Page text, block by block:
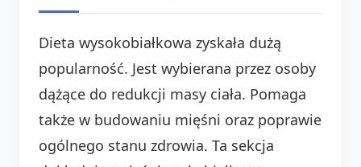
Dieta wysokobiałkowa zyskała dużą
popularność. Jest wybierana przez osoby
dążące do redukcji masy ciała. Pomaga
także w budowaniu mięśni oraz poprawie
ogólnego stanu zdrowia. Ta sekcja